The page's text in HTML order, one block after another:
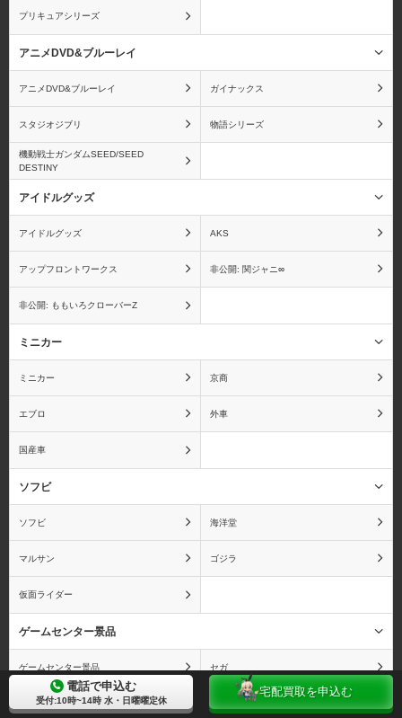
海物語
ウルトラマン
エンジェルビーツ！ 狼と香辛料
オーディンスフィア おジャ魔女どれみ
おそ松さん おねがい☆ティーチャー
カードキャプターさくら
プリキュアシリーズ
アニメDVD&ブルーレイ
アニメDVD&ブルーレイ ガイナックス
スタジオジブリ 物語シリーズ
機動戦士ガンダムSEED/SEED
DESTINY
アイドルグッズ
アイドルグッズ AKS
アップフロントワークス 非公開: 関ジャニ∞
非公開: ももいろクローバーZ
ミニカー
ミニカー 京商
エブロ 外車
国産車
ソフビ
ソフビ 海洋堂
マルサン ゴジラ
仮面ライダー
ゲームセンター景品
ゲームセンター景品 セガ
コナミ 非公開: プリパラ
電話で申込む
受付:10時~14時 水・日曜曜定休
宅配買取を申込む